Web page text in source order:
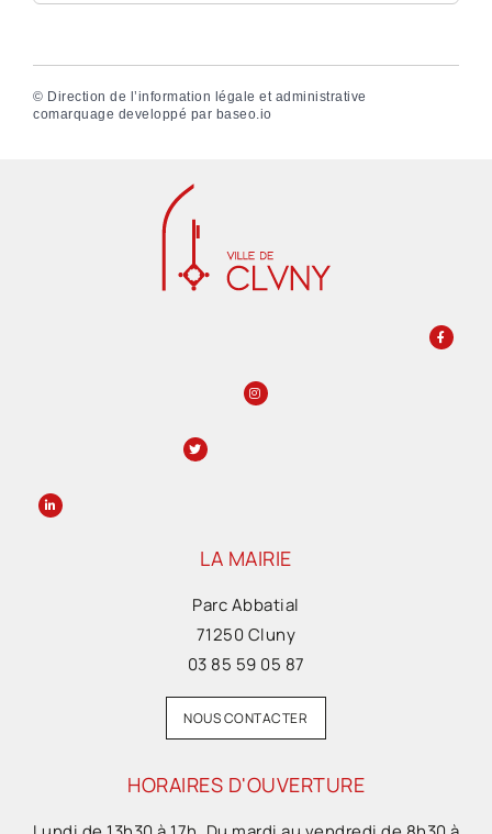
© Direction de l’information légale et administrative
comarquage developpé par baseo.io
LA MAIRIE
Parc Abbatial
71250 Cluny
03 85 59 05 87
NOUS CONTACTER
HORAIRES D'OUVERTURE